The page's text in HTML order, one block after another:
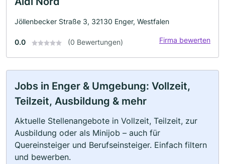
Jöllenbecker Straße 3, 32130 Enger, Westfalen
0.0 (0 Bewertungen) Firma bewerten
Jobs in Enger & Umgebung: Vollzeit,
Teilzeit, Ausbildung & mehr
Aktuelle Stellenangebote in Vollzeit, Teilzeit, zur
Ausbildung oder als Minijob – auch für
Quereinsteiger und Berufseinsteiger. Einfach filtern
und bewerben.